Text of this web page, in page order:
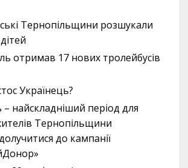
Тернопільщини розшукали
отримав 17 нових тролейбусів
Українець?
найскладніший період для
Тернопільщини
до кампанії